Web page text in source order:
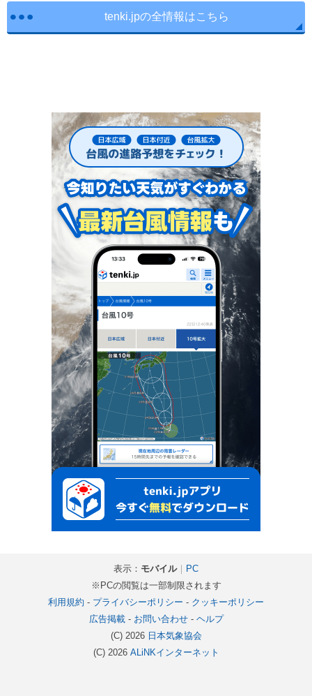
tenki.jpの全情報はこちら
表示： モバイル｜
PC
※PCの閲覧は一部制限されます
利用規約 - プライバシーポリシー - クッキーポリシー
広告掲載- お問い合わせ- ヘルプ
(C) 2026 日本気象協会
(C) 2026 ALiNKインターネット